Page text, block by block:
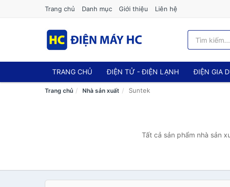
Trang chủ Danh mục Giới thiệu Liên hệ
TRANG CHỦ ĐIỆN TỬ - ĐIỆN LẠNH ĐIỆN GIA
Trang chủ Nhà sản xuất Suntek
Tất cả sản phẩm nhà sản